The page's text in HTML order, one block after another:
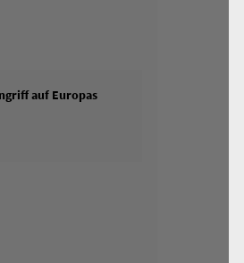
auf Europas